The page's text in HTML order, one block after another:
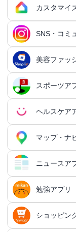
シミュレーシ
ダンジョン
MMORPGア
放置系RPGア
美少女RPGア
カードRPGア
クイズRPGア
カジュアル
3Dアクション
アクション
MOBAアプリ
ステルスゲー
シミュレーシ
育成シミュレ
戦略シミュレ
箱庭シミュレ
恋愛シミュレ
メタバース体
対戦・協力ゲー
対戦・協力ゲ
オンライン対
協力・マルチ
シューティン
FPSアプリ
オンラインシ
縦スクシュー
横スクシュー
スナイパーゲ
フライトシュ
アドベンチャー
アドベンチャ
ミステリーア
ホラーアドベ
サウンドノベ
サバイバルア
パズル・脳トレ
パズル・脳ト
パズルゲーム
脱出ゲームア
脳トレゲーム
推理ゲームア
間違い探し・
音楽ゲームア
音楽ゲームア
手持ち曲で遊
ボカロ曲収録
リズムタップ
オープンワール
オープンワー
3Dサンドボッ
カジュアルゲー
クレーンゲー
放置系ゲーム
育成ゲームアプ
育成ゲームア
恋愛ゲームアプ
恋愛ゲームア
ふるさと納税
貯金アプリ
スマホ決済ア
投資アプリ
ギャンブルの
日記アプリ
交換日記アプリ
写真カレンダ
シンプルな日
終活アプリ
行動記録アプリ
行動記録アプ
習慣化アプリ
ポイ活アプリ
ポイ活アプリ
レシートポイ
歩いてお金を
登録でお金が
動画を見るだ
スケジューラ
リマインダー
時計アプリ
タイマーアプ
ライフログアプ
持ち物管理ア
生理周期アプ
体重管理アプ
血圧記録アプリ
体温記録アプ
家事アプリ総
掃除アプリ
家事分担アプ
育児アプリ
育児アプリ総
育児記録アプ
知育アプリ
防犯アプリ
防犯アプリ総合
防犯ブザーア
防災アプリ
緊急地震速報
メモアプリ
タスク管理ア
タスク管理ア
個人タスク管
タスク共有ア
プロジェクト
QRコードアプリ
QRコード作成
janコード検索
OCRアプリ
OCRアプリ総
翻訳カメラア
議事録アプリ
議事録アプリ
文字起こしア
高音質ボイス
顧客管理アプリ
ファイル管理
クラウド保存
PDFアプリ
ファイルマネ
名刺管理アプ
会計アプリ
会計アプリ総合
請求書アプリ
小売・卸売支援
在庫管理アプ
思考整理アプリ
恋愛アプリ総合
マッチングア
マッチングア
20代向けマッ
30代向けマッ
40代向けマッ
60代・シニア
出会いアプリ
カップルアプリ
カップルアプ
記念日アプリ
デートスポッ
恋愛診断アプリ
恋愛相談アプリ
女性の悩み解決
カスタマイ
カスタマイズアプ
IFTTTアプリ
オートクリッ
ネットワークア
スピードテス
VPNアプリ
スマホ最適化
メモリの確認
パスワード管
セキュリティ
VPNアプリ
キーボードア
文字起こしア
顔文字・絵文
日本語入力ア
ホーム画面ア
ウィジェット
音の設定アプリ
録音アプリ
SNS・コミ
SNS・コミュニケ
SNSアプリ
X（Twitter）
LINEアプリ
マストドンア
写真投稿SNS
動画投稿SNS
メールアプリ
フリーメール
チャットアプリ
チャットアプ
お絵描きチャ
ランダムチャ
ボイス・ビデ
電話アプリ
電話アプリ総
ビデオ通話ア
電話帳アプリ
掲示板アプリ
ゲーム募集ア
アイコン画像ア
アイコン画像
年賀状・カード
美容ファッ
美容ファッション
ヘア・メイク・
メイク・スキ
ファッション
コーデの参考
服デザインア
ボディケア・エ
女性向けダイ
整形アプリ
スポーツア
スポーツアプリ総合
陸上競技アプリ
ウォーキング
ランニングア
自転車アプリ
テニスアプリ
ライトアプリ
ライトアプリ
野球アプリ
野球アプリ総
ボウリングア
ヘルスケア
ヘルスケアアプリ
健康管理アプリ
健康管理アプ
体重管理アプ
食事管理アプリ
妊娠・出産アプ
認知症・物忘れ
認知症・物忘
マップ・ナ
マップ・ナビアプ
ドライブアプリ
ドライブアプ
バイクナビア
鉄道アプリ
ニュースア
ニュースアプリ総合
スポーツニュー
勉強アプリ
勉強アプリ総合
ショッピン